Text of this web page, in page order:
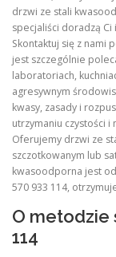
drzwi ze stali
specjaliści doradzą
Skontaktuj się z nami
jest szczególnie
laboratoriach,
agresywnym
kwasy, zasady i
utrzymaniu czystości
Oferujemy drzwi ze
szczotkowanym lub
kwasoodporna jest
570 933 114,
O metodzie
114